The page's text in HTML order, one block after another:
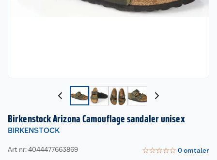
Birkenstock Arizona Camouflage sandaler unisex
BIRKENSTOCK
Art nr: 4044477663869 ☆☆☆☆☆ 0omtaler